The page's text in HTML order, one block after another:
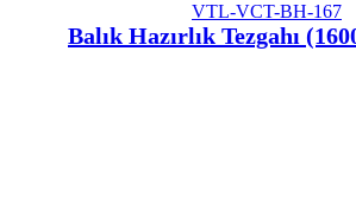
VTL-VCT-BH-167
Balık Hazırlık Tezgahı